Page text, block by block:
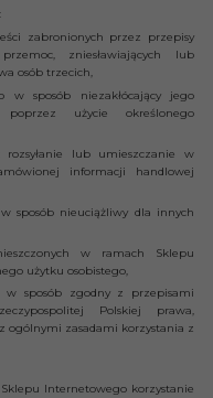
zabronionych przez przepisy
zniesławiających lub
osób trzecich,
w sposób niezakłócający jego
użycie określonego
lub umieszczanie w
informacji handlowej
sposób nieuciążliwy dla innych
w ramach Sklepu
użytku osobistego,
w sposób zgodny z przepisami
Polskiej prawa,
ogólnymi zasadami korzystania z
Internetowego korzystanie